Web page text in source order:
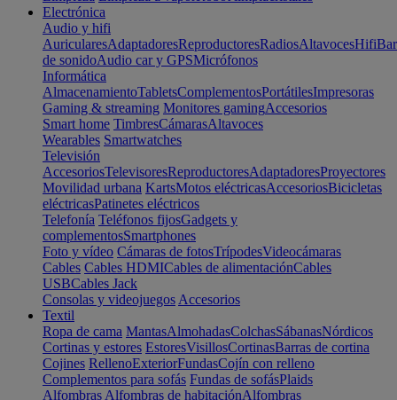
Electrónica
Audio y hifi
AuricularesAdaptadoresReproductoresRadiosAltavocesHifi
de sonidoAudio car y GPSMicrófonos
Informática
AlmacenamientoTabletsComplementosPortátilesImpresoras
Gaming & streaming Monitores gamingAccesorios
Smart home TimbresCámarasAltavoces
Wearables Smartwatches
Televisión
AccesoriosTelevisoresReproductoresAdaptadoresProyectores
Movilidad urbana KartsMotos eléctricasAccesoriosBicicletas
eléctricasPatinetes eléctricos
Telefonía Teléfonos fijosGadgets y
complementosSmartphones
Foto y vídeo Cámaras de fotosTrípodesVideocámaras
Cables Cables HDMICables de alimentaciónCables
USBCables Jack
Consolas y videojuegos Accesorios
Textil
Ropa de cama MantasAlmohadasColchasSábanasNórdicos
Cortinas y estores EstoresVisillosCortinasBarras de cortina
Cojines RellenoExteriorFundasCojín con relleno
Complementos para sofás Fundas de sofásPlaids
Alfombras Alfombras de habitaciónAlfombras